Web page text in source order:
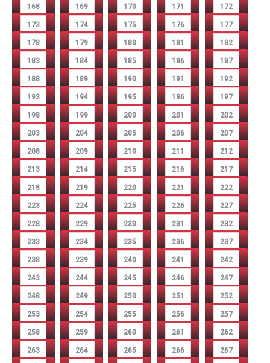
168 169 170 171 172
173 174 175 176 177
178 179 180 181 182
183 184 185 186 187
188 189 190 191 192
193 194 195 196 197
198 199 200 201 202
203 204 205 206 207
208 209 210 211 212
213 214 215 216 217
218 219 220 221 222
223 224 225 226 227
228 229 230 231 232
233 234 235 236 237
238 239 240 241 242
243 244 245 246 247
248 249 250 251 252
253 254 255 256 257
258 259 260 261 262
263 264 265 266 267